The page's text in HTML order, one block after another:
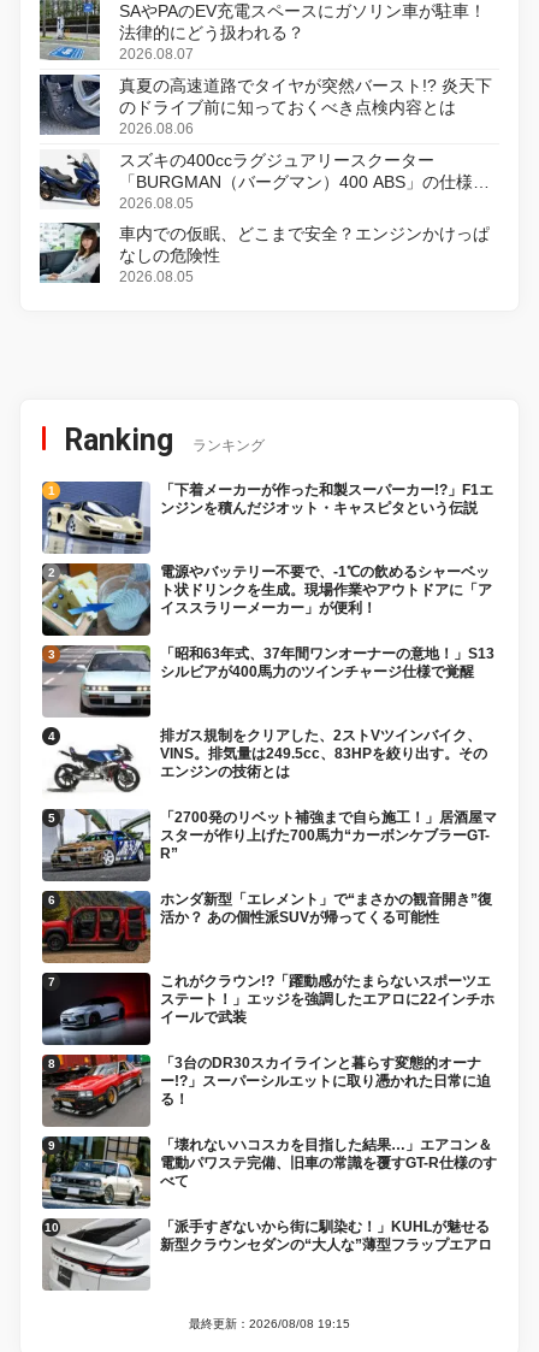
SAやPAのEV充電スペースにガソリン車が駐車！
法律的にどう扱われる？
2026.08.07
真夏の高速道路でタイヤが突然バースト!? 炎天下
のドライブ前に知っておくべき点検内容とは
2026.08.06
スズキの400ccラグジュアリースクーター
「BURGMAN（バーグマン）400 ABS」の仕様を
変更し、8月18日に発売
2026.08.05
車内での仮眠、どこまで安全？エンジンかけっぱ
なしの危険性
2026.08.05
Ranking ランキング
「下着メーカーが作った和製スーパーカー!?」F1エ
ンジンを積んだジオット・キャスピタという伝説
電源やバッテリー不要で、-1℃の飲めるシャーベッ
ト状ドリンクを生成。現場作業やアウトドアに「ア
イススラリーメーカー」が便利！
「昭和63年式、37年間ワンオーナーの意地！」S13
シルビアが400馬力のツインチャージ仕様で覚醒
排ガス規制をクリアした、2ストVツインバイク、
VINS。排気量は249.5cc、83HPを絞り出す。その
エンジンの技術とは
「2700発のリベット補強まで自ら施工！」居酒屋マ
スターが作り上げた700馬力“カーボンケブラーGT-
R”
ホンダ新型「エレメント」で“まさかの観音開き”復
活か？ あの個性派SUVが帰ってくる可能性
これがクラウン!?「躍動感がたまらないスポーツエ
ステート！」エッジを強調したエアロに22インチホ
イールで武装
「3台のDR30スカイラインと暮らす変態的オーナ
ー!?」スーパーシルエットに取り憑かれた日常に迫
る！
「壊れないハコスカを目指した結果…」エアコン＆
電動パワステ完備、旧車の常識を覆すGT-R仕様のす
べて
「派手すぎないから街に馴染む！」KUHLが魅せる
新型クラウンセダンの“大人な”薄型フラップエアロ
最終更新：2026/08/08 19:15